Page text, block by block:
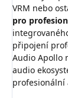
VRM nebo
pro
připojení
Audio Apollo
audio
profesionální